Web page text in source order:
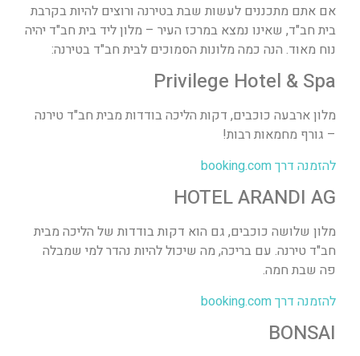
אם אתם מתכננים לעשות שבת בטירנה ורוצים להיות בקרבת
בית חב"ד, שאינו נמצא במרכז העיר – מלון ליד בית חב"ד יהיה
נוח מאוד. הנה כמה מלונות הסמוכים לבית חב"ד בטירנה:
Privilege Hotel & Spa
מלון ארבעה כוכבים, דקות הליכה בודדות מבית חב"ד טירנה
– גורף מחמאות רבות!
להזמנה דרך booking.com
HOTEL ARANDI AG
מלון שלושה כוכבים, גם הוא דקות בודדות של הליכה מבית
חב"ד טירנה. עם בריכה, מה שיכול להיות נהדר למי שמבלה
פה שבת חמה.
להזמנה דרך booking.com
BONSAI